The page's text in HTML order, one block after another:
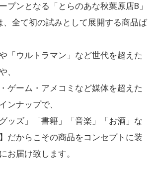
プンとなる「とらのあな秋葉原店B」
、全て初の試みとして展開する商品ば
「ウルトラマン」など世代を超えた
、
ゲーム・アメコミなど媒体を超えた
ンナップで、
ッズ」「書籍」「音楽」「お酒」な
だからこその商品をコンセプトに装
お届け致します。